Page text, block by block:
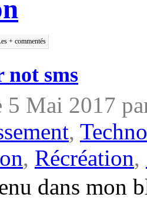
+ commentés
not sms
5 Mai 2017
,
, Récréation,
dans mon